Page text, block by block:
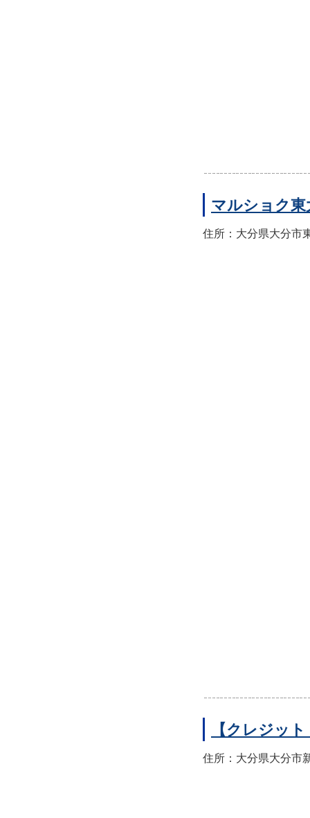
マルショク東
住所：大分県大分市
【クレジッ
住所：大分県大分市